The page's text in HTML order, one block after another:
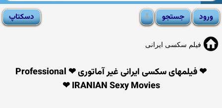
فیلم سکسی ایرانی
❤ فیلمهای سکسی ایرانی غیر آماتوری ❤ Professional
IRANIAN Sexy Movies ❤